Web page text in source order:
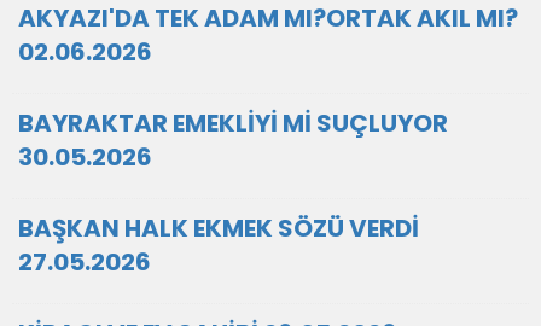
AKYAZI'DA TEK ADAM MI?ORTAK AKIL MI?
02.06.2026
BAYRAKTAR EMEKLİYİ Mİ SUÇLUYOR
30.05.2026
BAŞKAN HALK EKMEK SÖZÜ VERDİ
27.05.2026